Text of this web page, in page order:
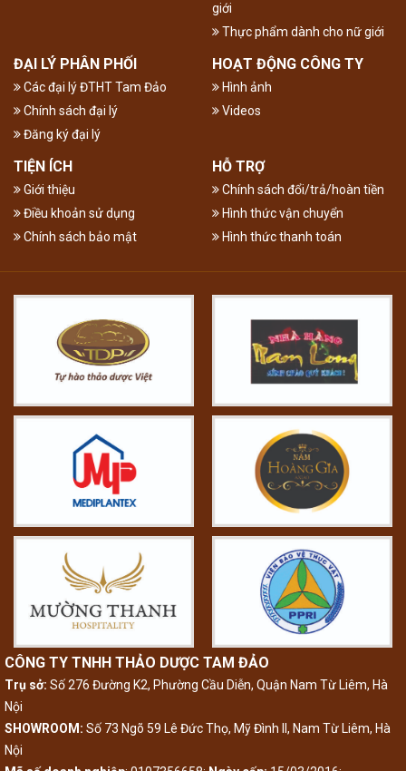
giới
Thực phẩm dành cho nữ giới
ĐẠI LÝ PHÂN PHỐI
Các đại lý ĐTHT Tam Đảo
Chính sách đại lý
Đăng ký đại lý
HOẠT ĐỘNG CÔNG TY
Hình ảnh
Videos
TIỆN ÍCH
Giới thiệu
Điều khoản sử dụng
Chính sách bảo mật
HỖ TRỢ
Chính sách đổi/trả/hoàn tiền
Hình thức vận chuyển
Hình thức thanh toán
CÔNG TY TNHH THẢO DƯỢC TAM ĐẢO
Trụ sở: Số 276 Đường K2, Phường Cầu Diễn, Quận Nam Từ Liêm, Hà
Nội
SHOWROOM: Số 73 Ngõ 59 Lê Đức Thọ, Mỹ Đình II, Nam Từ Liêm, Hà
Nội